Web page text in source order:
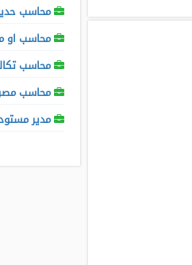
محاسب
محاسب او
محاسب
محاسب
مدير